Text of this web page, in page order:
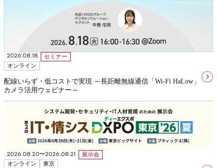
2026.08.18
セミナー
オンライン
配線いらず・低コストで実現 ～長距離無線通信「Wi-Fi HaLow」
カメラ活用ウェビナー～
2026.08.20〜2026.08.21
展示会
オンライン
東京